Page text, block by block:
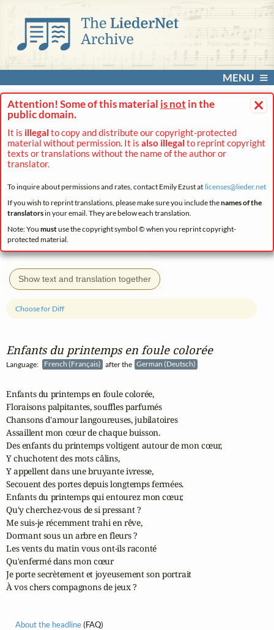
MENU
×
Attention! Some of this material is not in the
public domain.
It is illegal to copy and distribute our copyright-protected
material without permission. It is also illegal to reprint copyright
texts or translations without the name of the author or
translator.
To inquire about permissions and rates, contact Emily Ezust at licenses@lieder.net
If you wish to reprint translations, please make sure you include thenames of the
translatorsin your email. They are below each translation.
Note: You mustuse the copyright symbol © when you reprint copyright-
protected material.
Show text and translation together
Enfants du printemps en foule colorée
Language: French (Français) after the German (Deutsch)
Choose for Diff
Enfants du printemps en foule colorée,
Floraisons palpitantes, souffles parfumés
Chansons d'amour langoureuses, jubilatoires
Assaillent mon cœur de chaque buisson.
Des enfants du printemps voltigent autour de mon cœur,
Y chuchotent des mots câlins,
Y appellent dans une bruyante ivresse,
Secouent des portes depuis longtemps fermées.
Enfants du printemps qui entourez mon cœur,
Qu'y cherchez-vous de si pressant ?
Me suis-je récemment trahi en rêve,
Dormant sous un arbre en fleurs ?
Les vents du matin vous ont-ils raconté
Qu'enfermé dans mon cœur
Je porte secrètement et joyeusement son portrait
À vos chers compagnons de jeux ?
About the headline(FAQ)